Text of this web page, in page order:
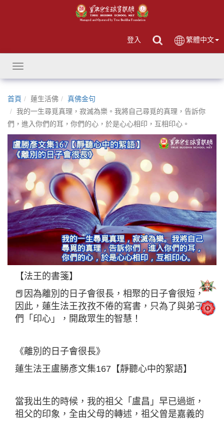
登入 繁體中文
Toggle
navigation
首頁 蓮生活佛
真佛金句
我的一生尋覓真理，寂滅為樂。我將自己尋覓的真理，告訴你
們，進入你們的耳，你們的心，於是心心相印，互相印心。
【法王的書箋】
📕因為離別的日子會很長，相聚的日子會很短，
因此，蓮生法王孜孜不倦的寫書，只為了與弟子
們「印心」，開啟眾生的智慧！
《離別的日子會很長》
蓮生法王盧勝彥文集167【靜聽心中的絮語】
當我出生的時候，我的祖父「盧昌」早已過逝，
祖父的印象，全由父母的轉述，祖父曾是嘉義的